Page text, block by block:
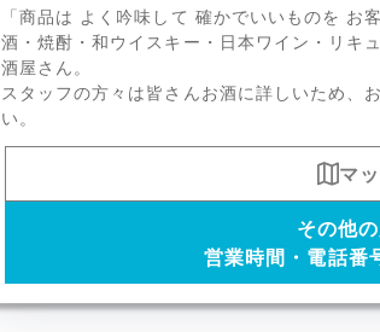
天美、作、加茂錦 荷札酒、鳳凰美田、獺
「商品は よく吟味して 確かでいいものを お
酒・焼酎・和ウイスキー・日本ワイン・リキ
酒屋さん。
スタッフの方々は皆さんお酒に詳しいため、
い。
マ
その他
営業時間・電話番